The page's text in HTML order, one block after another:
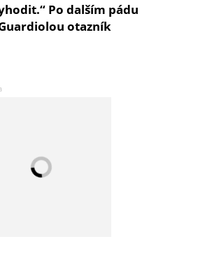
Po dalším pádu
otazník